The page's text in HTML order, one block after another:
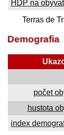
HDP na
Terras de
Demografia
počet
hustota
index